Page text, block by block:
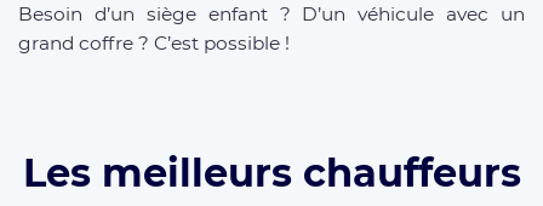
Besoin d’un siège enfant ? D’un véhicule avec un
grand coffre ? C’est possible !
Les meilleurs chauffeurs